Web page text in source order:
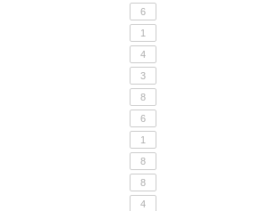
6
1
4
3
8
6
1
8
8
4